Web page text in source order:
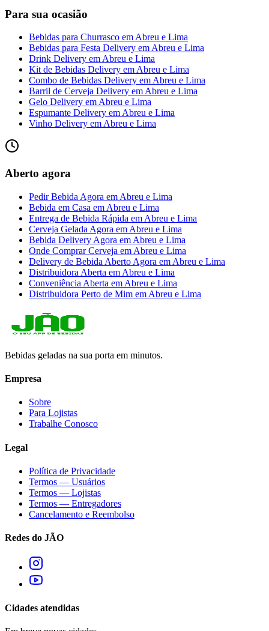
Para sua ocasião
Bebidas para Churrasco emAbreu e Lima
Bebidas para Festa Delivery emAbreu e Lima
Drink Delivery emAbreu e Lima
Kit de Bebidas Delivery emAbreu e Lima
Combo de Bebidas Delivery emAbreu e Lima
Barril de Cerveja Delivery emAbreu e Lima
Gelo Delivery emAbreu e Lima
Espumante Delivery emAbreu e Lima
Vinho Delivery emAbreu e Lima
Aberto agora
Pedir Bebida Agora em Abreu e Lima
Bebida em Casa em Abreu e Lima
Entrega de Bebida Rápida em Abreu e Lima
Cerveja Gelada Agora em Abreu e Lima
Bebida Delivery Agora em Abreu e Lima
Onde Comprar Cerveja em Abreu e Lima
Delivery de Bebida Aberto Agora em Abreu e Lima
Distribuidora Aberta em Abreu e Lima
Conveniência Aberta em Abreu e Lima
Distribuidora Perto de Mim em Abreu e Lima
Bebidas geladas na sua porta em minutos.
Empresa
Sobre
Para Lojistas
Trabalhe Conosco
Legal
Política de Privacidade
Termos — Usuários
Termos — Lojistas
Termos — Entregadores
Cancelamento e Reembolso
Redes do JÃO
Cidades atendidas